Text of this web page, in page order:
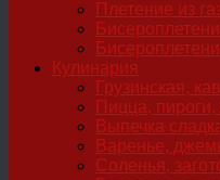
Плетение из
Кулинария
Грузинская,
Пицца, пироги,
Выпечка
Варенье,
Соленья,